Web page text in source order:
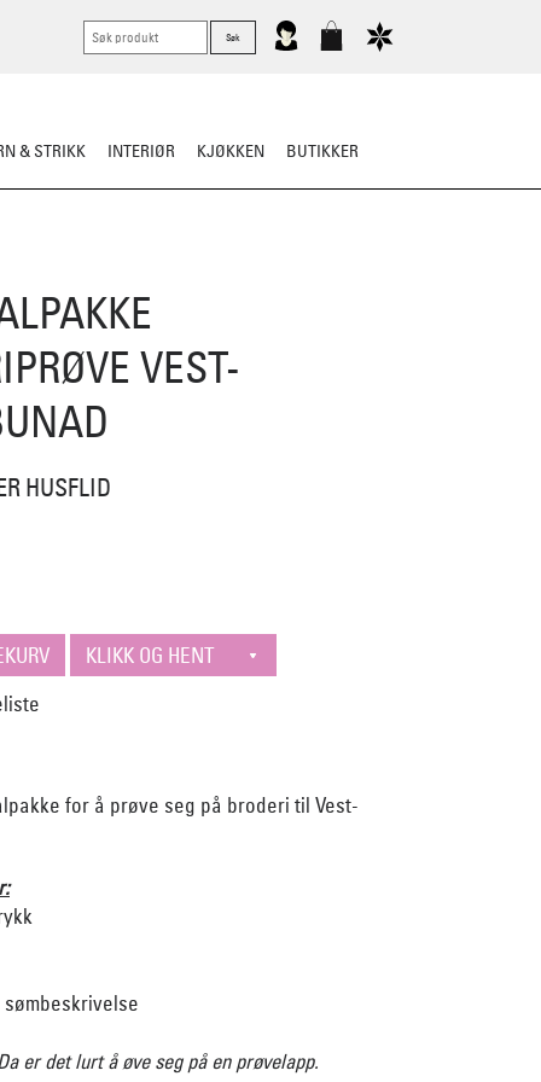
& STRIKK INTERIØR KJØKKEN BUTIKKER
VEST-
HUSFLID
for å prøve seg på broderi til Vest-
er det lurt å øve seg på en prøvelapp.